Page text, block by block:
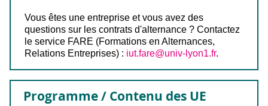
Vous êtes une entreprise et vous avez des
questions sur les contrats d'alternance ? Contactez
le service FARE (Formations en Alternances,
Relations Entreprises) : iut.fare@univ-lyon1.fr.
Programme / Contenu des UE